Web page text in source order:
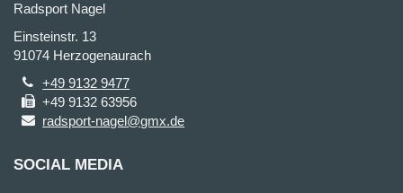
Radsport Nagel
Einsteinstr. 13
91074 Herzogenaurach
+49 9132 9477
+49 9132 63956
radsport-nagel@gmx.de
SOCIAL MEDIA